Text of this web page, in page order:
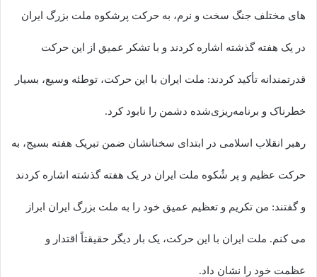
های مختلف جنگ سخت و نرم، به حرکت پرشکوه ملت بزرگ ایران
در یک هفته گذشته اشاره کردند و با تشکر عمیق از این حرکت
قدرتمندانه تأکید کردند: ملت ایران با این حرکت، توطئه وسیع، بسیار
خطرناک و برنامه‌ریزی‌شده دشمن را نابود کرد.
رهبر انقلاب اسلامی در ابتدای سخنانشان ضمن تبریک هفته بسیج، به
حرکت عظیم و پر شُکوه ملت ایران در یک هفته گذشته اشاره کردند
و گفتند: من تکریم و تعظیم عمیق خود را به ملت بزرگ ایران ابراز
می کنم. ملت ایران با این حرکت، یک بار دیگر حقیقتاً اقتدار و
عظمت خود را نشان داد.